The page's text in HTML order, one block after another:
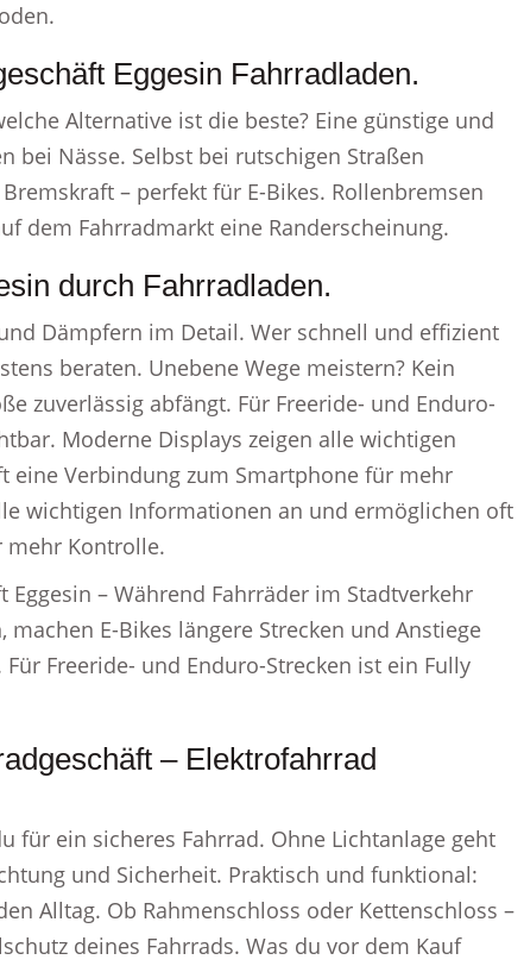
Eggesin Fahrradladen.
Alternative ist die beste? Eine günstige und
bei Nässe. Selbst bei rutschigen Straßen
– perfekt für E-Bikes. Rollenbremsen
dem Fahrradmarkt eine Randerscheinung.
durch Fahrradladen.
Dämpfern im Detail. Wer schnell und effizient
beraten. Unebene Wege meistern? Kein
zuverlässig abfängt. Für Freeride- und Enduro-
Moderne Displays zeigen alle wichtigen
Verbindung zum Smartphone für mehr
wichtigen Informationen an und ermöglichen oft
mehr Kontrolle.
Eggesin – Während Fahrräder im Stadtverkehr
E-Bikes längere Strecken und Anstiege
Freeride- und Enduro-Strecken ist ein Fully
– Elektrofahrrad
für ein sicheres Fahrrad. Ohne Lichtanlage geht
und Sicherheit. Praktisch und funktional:
Alltag. Ob Rahmenschloss oder Kettenschloss –
deines Fahrrads. Was du vor dem Kauf